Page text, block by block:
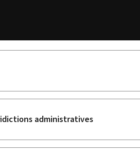
administratives